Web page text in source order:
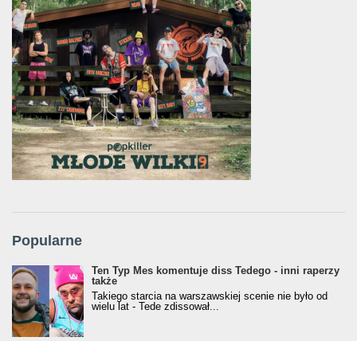
Popularne
Ten Typ Mes komentuje diss Tedego - inni raperzy
także
Takiego starcia na warszawskiej scenie nie było od
wielu lat - Tede zdissował...